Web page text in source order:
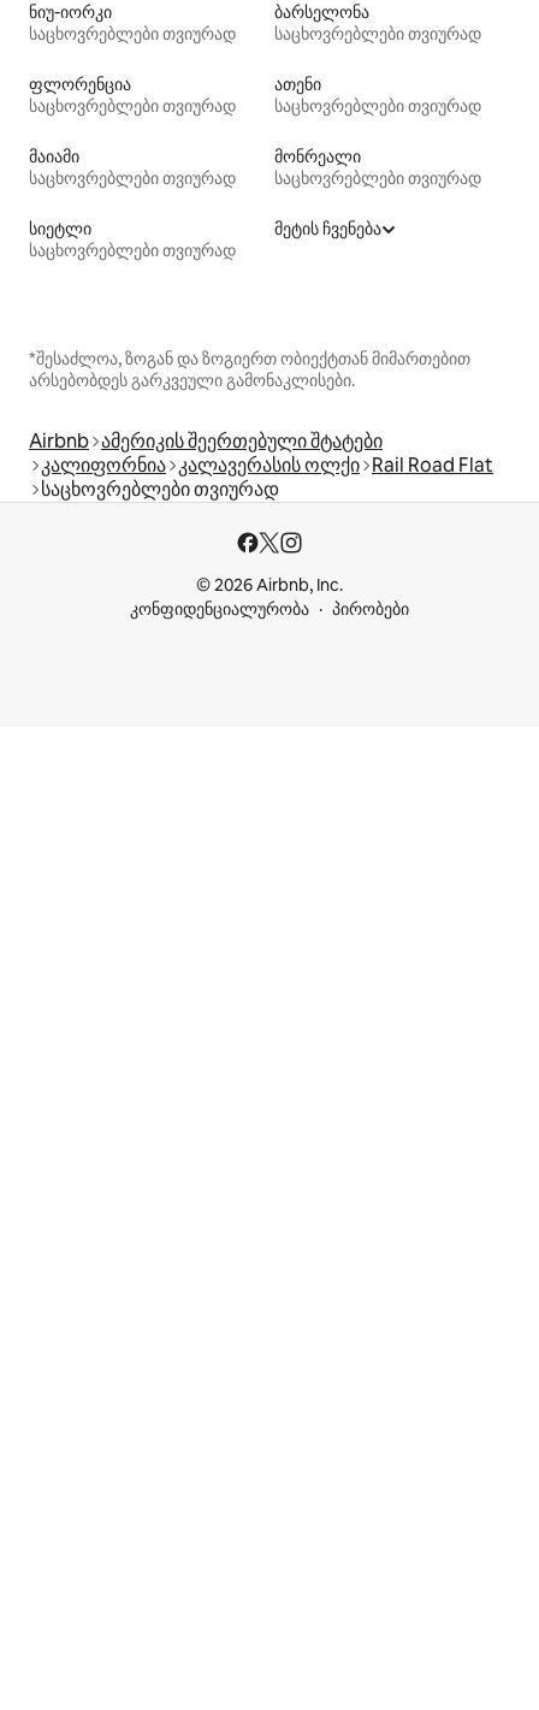
ნიუ-იორკი
საცხოვრებლები თვიურად
ბარსელონა
საცხოვრებლები თვიურად
ფლორენცია
საცხოვრებლები თვიურად
ათენი
საცხოვრებლები თვიურად
მაიამი
საცხოვრებლები თვიურად
მონრეალი
საცხოვრებლები თვიურად
სიეტლი
საცხოვრებლები თვიურად
მეტის ჩვენება
*შესაძლოა, ზოგან და ზოგიერთ ობიექტთან მიმართებით
არსებობდეს გარკვეული გამონაკლისები.
Airbnb ამერიკის შეერთებული შტატები
კალიფორნია კალავერასის ოლქი Rail Road Flat
საცხოვრებლები თვიურად
© 2026 Airbnb, Inc.
კონფიდენციალურობა
პირობები